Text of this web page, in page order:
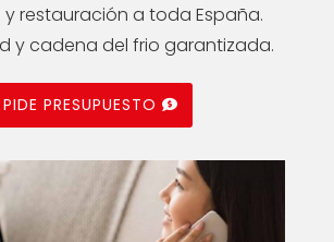
y restauración a toda España.
y cadena del frio garantizada.
PIDE PRESUPUESTO